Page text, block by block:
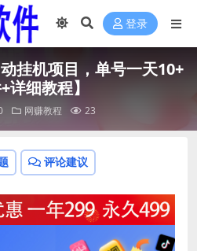
登录
挂机项目，单号一天10+
详细教程】
网赚教程 23
评论建议